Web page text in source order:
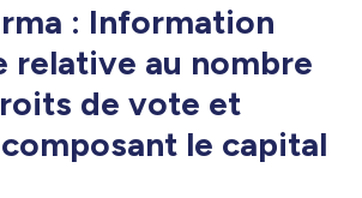
: Information
relative au nombre
de vote et
le capital